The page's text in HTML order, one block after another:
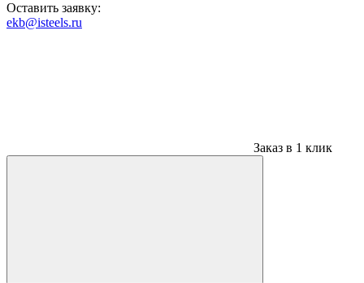
Оставить заявку:
ekb@isteels.ru
Заказ в 1 клик